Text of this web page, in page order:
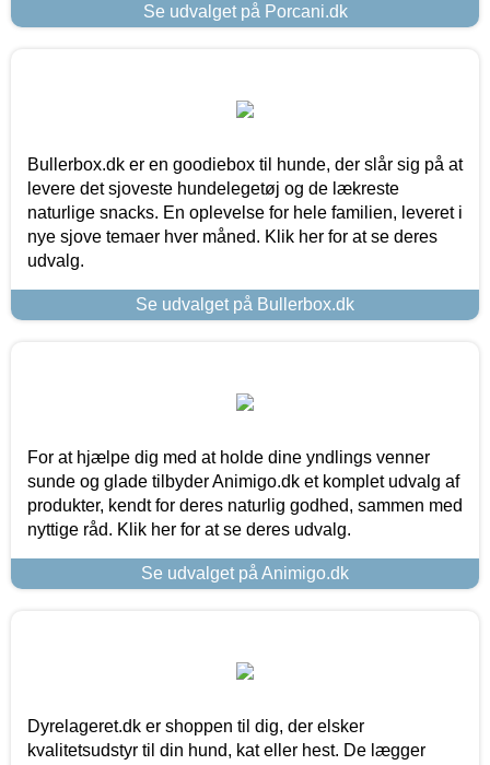
Se udvalget på Porcani.dk
Bullerbox.dk er en goodiebox til hunde, der slår sig på at
levere det sjoveste hundelegetøj og de lækreste
naturlige snacks. En oplevelse for hele familien, leveret i
nye sjove temaer hver måned. Klik her for at se deres
udvalg.
Se udvalget på Bullerbox.dk
For at hjælpe dig med at holde dine yndlings venner
sunde og glade tilbyder Animigo.dk et komplet udvalg af
produkter, kendt for deres naturlig godhed, sammen med
nyttige råd. Klik her for at se deres udvalg.
Se udvalget på Animigo.dk
Dyrelageret.dk er shoppen til dig, der elsker
kvalitetsudstyr til din hund, kat eller hest. De lægger